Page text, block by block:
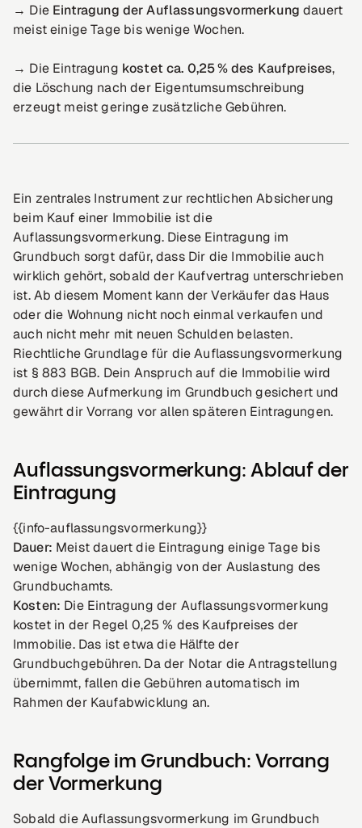
→ Die Eintragung der Auflassungsvormerkung dauert
meist einige Tage bis wenige Wochen.
→ Die Eintragung kostet ca. 0,25 % des Kaufpreises,
die Löschung nach der Eigentumsumschreibung
erzeugt meist geringe zusätzliche Gebühren.
Ein zentrales Instrument zur rechtlichen Absicherung
beim Kauf einer Immobilie ist die
Auflassungsvormerkung. Diese Eintragung im
Grundbuch sorgt dafür, dass Dir die Immobilie auch
wirklich gehört, sobald der Kaufvertrag unterschrieben
ist. Ab diesem Moment kann der Verkäufer das Haus
oder die Wohnung nicht noch einmal verkaufen und
auch nicht mehr mit neuen Schulden belasten.
Riechtliche Grundlage für die Auflassungsvormerkung
ist § 883 BGB. Dein Anspruch auf die Immobilie wird
durch diese Aufmerkung im Grundbuch gesichert und
gewährt dir Vorrang vor allen späteren Eintragungen.
Auflassungsvormerkung: Ablauf der
Eintragung
{{info-auflassungsvormerkung}}
Dauer: Meist dauert die Eintragung einige Tage bis
wenige Wochen, abhängig von der Auslastung des
Grundbuchamts.
Kosten: Die Eintragung der Auflassungsvormerkung
kostet in der Regel 0,25 % des Kaufpreises der
Immobilie. Das ist etwa die Hälfte der
Grundbuchgebühren. Da der Notar die Antragstellung
übernimmt, fallen die Gebühren automatisch im
Rahmen der Kaufabwicklung an.
Rangfolge im Grundbuch: Vorrang
der Vormerkung
Sobald die Auflassungsvormerkung im Grundbuch